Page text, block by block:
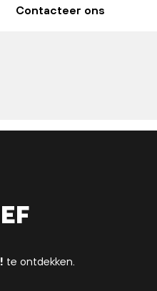
Contacteer ons
te ontdekken.